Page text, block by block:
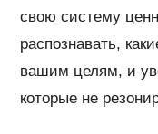
свою систему
распознавать,
вашим целям, и
которые не